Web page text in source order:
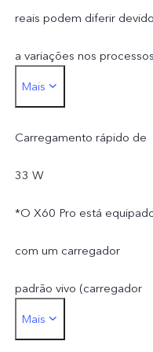
reais podem diferir
a variações nos
método de medição e
fornecimentos de
Mais
Carregamento rápido de
33 W
*O X60 Pro está
com um carregador
padrão vivo (carregador
de carregamento rápido
Mais